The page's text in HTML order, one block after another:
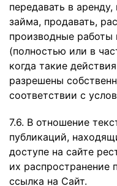
передавать в
займа, продавать,
производные работы
(полностью или в
когда такие
разрешены
соответствии с
7.6. В отношение
публикаций,
доступе на сайте
их распространение
ссылка на Сайт.